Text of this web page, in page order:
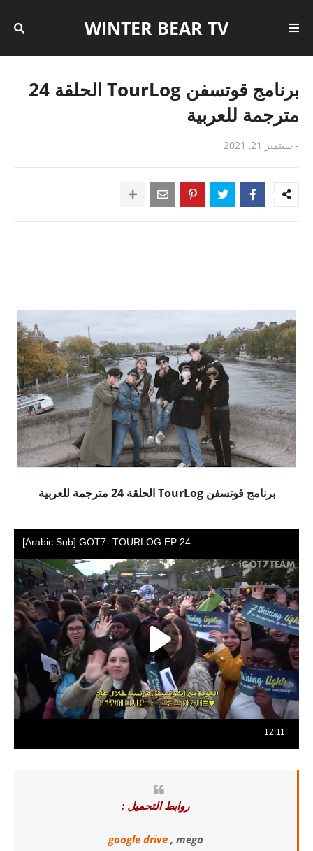
WINTER BEAR TV
برنامج قوتسفن TourLog الحلقة 24
مترجمة للعربية
- سبتمبر 21, 2021
برنامج قوتسفن TourLog الحلقة 24 مترجمة للعربية
روابط التحميل :
google drive, mega